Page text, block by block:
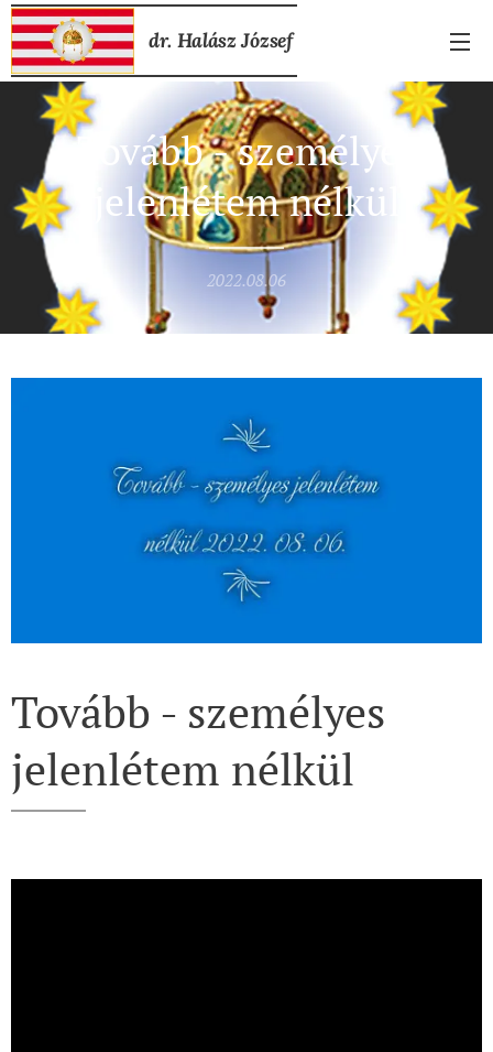
dr. Halász József
Tovább - személyes
jelenlétem nélkül
2022.08.06
Tovább - személyes
jelenlétem nélkül